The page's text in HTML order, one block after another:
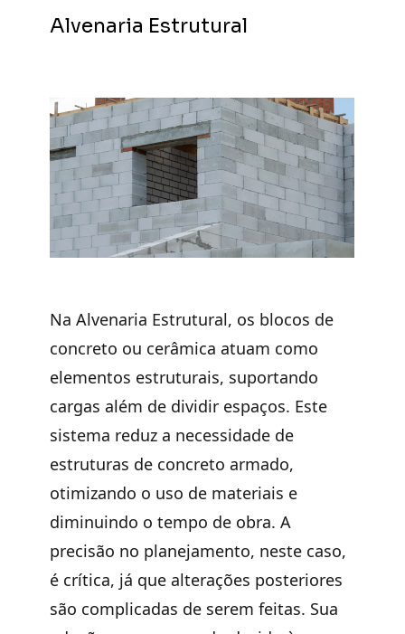
Alvenaria Estrutural
Na Alvenaria Estrutural, os blocos de
concreto ou cerâmica atuam como
elementos estruturais, suportando
cargas além de dividir espaços. Este
sistema reduz a necessidade de
estruturas de concreto armado,
otimizando o uso de materiais e
diminuindo o tempo de obra. A
precisão no planejamento, neste caso,
é crítica, já que alterações posteriores
são complicadas de serem feitas. Sua